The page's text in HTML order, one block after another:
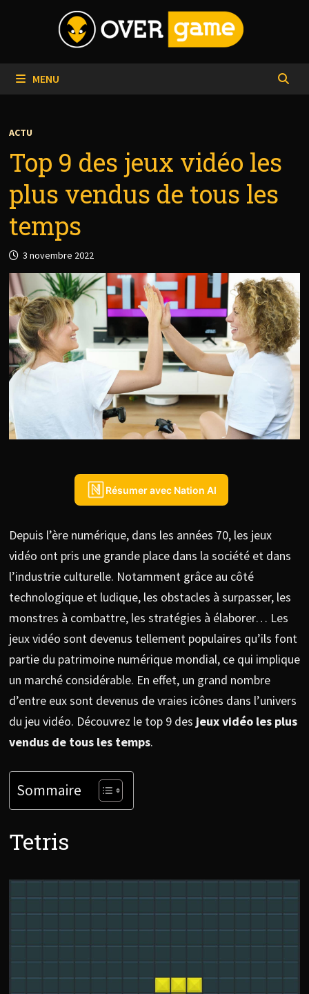
MENU
ACTU
Top 9 des jeux vidéo les
plus vendus de tous les
temps
3 novembre 2022
Résumer avec Nation AI
Depuis l’ère numérique, dans les années 70, les jeux
vidéo ont pris une grande place dans la société et dans
l’industrie culturelle. Notamment grâce au côté
technologique et ludique, les obstacles à surpasser, les
monstres à combattre, les stratégies à élaborer… Les
jeux vidéo sont devenus tellement populaires qu’ils font
partie du patrimoine numérique mondial, ce qui implique
un marché considérable. En effet, un grand nombre
d’entre eux sont devenus de vraies icônes dans l’univers
du jeu vidéo. Découvrez le top 9 des jeux vidéo les plus
vendus de tous les temps.
Sommaire
Tetris